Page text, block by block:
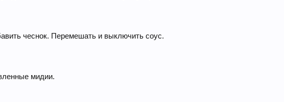
чеснок. Перемешать и выключить соус.
мидии.